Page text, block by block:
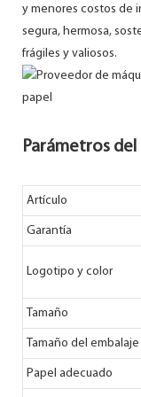
y menores costos de
segura, hermosa,
frágiles y valiosos.
Parámetros
Artículo
Garantía
Logotipo y color
Tamaño
Tamaño del embalaje
Papel adecuado